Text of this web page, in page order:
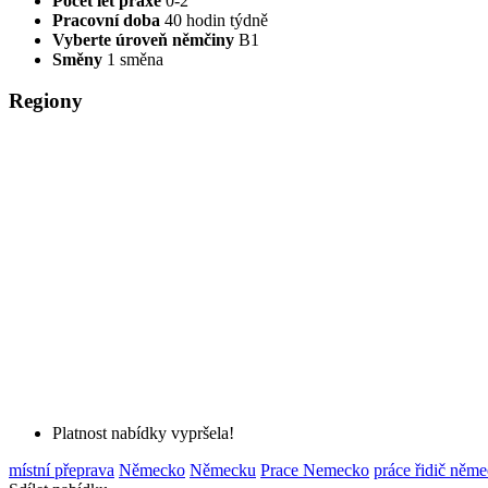
Pracovní doba 40 hodin týdně
Vyberte úroveň němčiny B1
Směny 1 směna
Regiony
Platnost nabídky vypršela!
místní přeprava Německo Německu Prace Nemecko práce řidič